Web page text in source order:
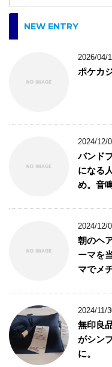
NEW ENTRY
2026/04/
ポケカ
2024/12/
バンド
になる
め。音
2024/12/
朝のヘ
ーマを
マでメ
2024/11/
無印良
がシン
に。